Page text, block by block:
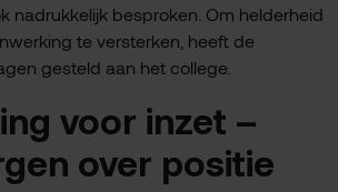
nadrukkelijk besproken. Om helderheid
te versterken, heeft de
gesteld aan het college.
voor inzet –
over positie